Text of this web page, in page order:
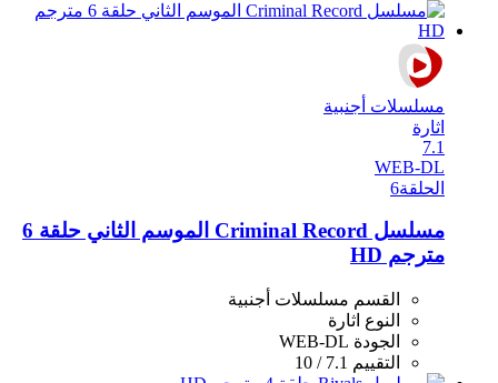
مسلسلات أجنبية
اثارة
7.1
WEB-DL
الحلقة6
مسلسل Criminal Record الموسم الثاني حلقة 6
مترجم HD
القسم مسلسلات أجنبية
النوع اثارة
الجودة WEB-DL
التقييم 7.1 / 10